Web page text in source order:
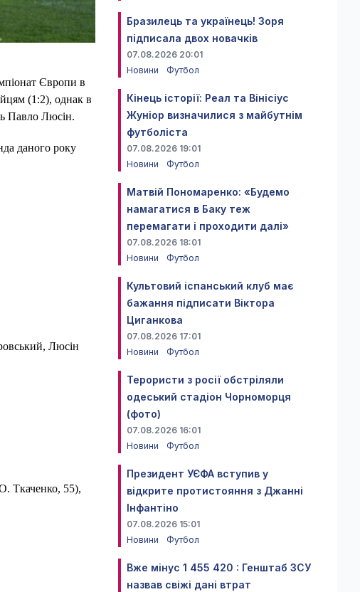
Європи в
(1:2), однак в
Павло Люсін.
даного року
Люсін
Ткаченко, 55),
Бразилець та українець! Зоря
підписала двох новачків
07.08.2026 20:01
Новини
Футбол
Кінець історії: Реал та Вінісіус
Жуніор визначилися з майбутнім
футболіста
07.08.2026 19:01
Новини
Футбол
Матвій Пономаренко: «Будемо
намагатися в Баку теж
перемагати і проходити далі»
07.08.2026 18:01
Новини
Футбол
Культовий іспанський клуб має
бажання підписати Віктора
Циганкова
07.08.2026 17:01
Новини
Футбол
Терористи з росії обстріляли
одеський стадіон Чорноморця
(фото)
07.08.2026 16:01
Новини
Футбол
Президент УЄФА вступив у
відкрите протистояння з Джанні
Інфантіно
07.08.2026 15:01
Новини
Футбол
Вже мінус 1 455 420 : Генштаб ЗСУ
назвав свіжі дані втрат